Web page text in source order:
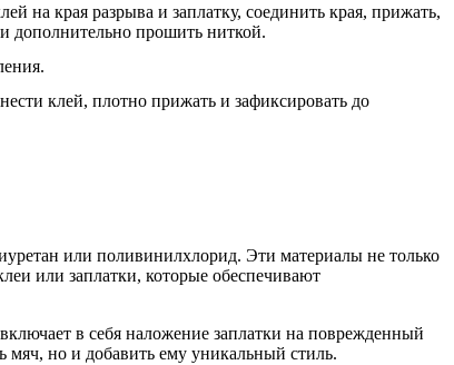
на края разрыва и заплатку, соединить края, прижать,
дополнительно прошить ниткой.
клей, плотно прижать и зафиксировать до
или поливинилхлорид. Эти материалы не только
или заплатки, которые обеспечивают
в себя наложение заплатки на поврежденный
мяч, но и добавить ему уникальный стиль.